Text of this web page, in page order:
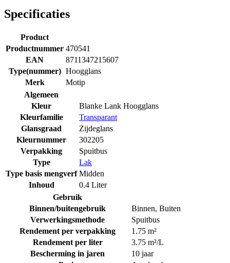
Specificaties
Product
Productnummer 470541
EAN
8711347215607
Type(nummer) Hoogglans
Merk
Motip
Algemeen
Kleur
Blanke Lank Hoogglans
Kleurfamilie
Transparant
Glansgraad
Zijdeglans
Kleurnummer
302205
Verpakking
Spuitbus
Type
Lak
Type basis mengverf Midden
Inhoud
0.4 Liter
Gebruik
Binnen/buitengebruik
Binnen, Buiten
Verwerkingsmethode
Spuitbus
Rendement per verpakking
1.75 m²
Rendement per liter
3.75 m²/L
Bescherming in jaren
10 jaar